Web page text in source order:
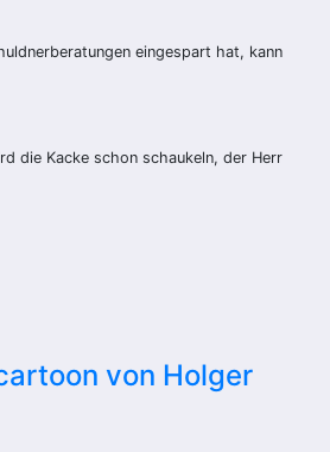
eingespart hat, kann
die Kacke schon schaukeln, der Herr
von Holger